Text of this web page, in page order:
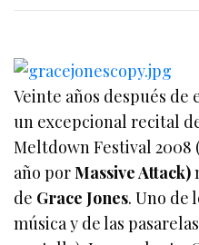
Veinte años después
un excepcional recital
Meltdown Festival 2008
año porMassive Attack)
de Grace Jones. Uno de
música y de las